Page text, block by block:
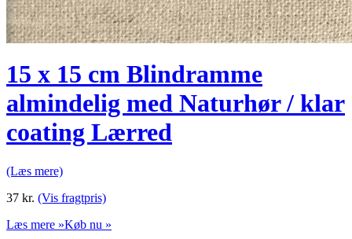
15 x 15 cm Blindramme
almindelig med Naturhør / klar
coating Lærred
(Læs mere)
37 kr. (Vis fragtpris)
Læs mere »Køb nu »